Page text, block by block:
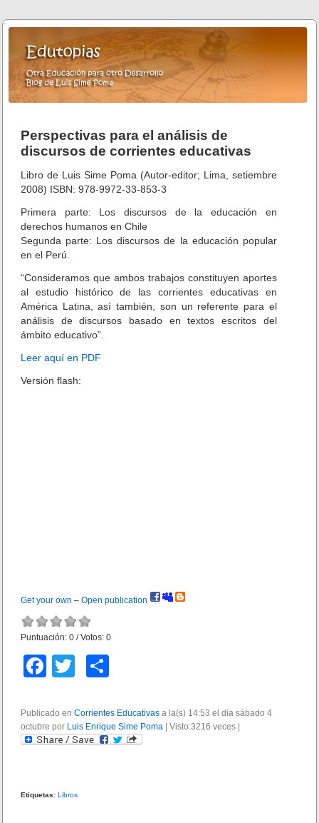
Perspectivas para el análisis de
discursos de corrientes educativas
Libro de Luis Sime Poma (Autor-editor; Lima, setiembre
2008) ISBN: 978-9972-33-853-3
Primera parte: Los discursos de la educación en
derechos humanos en Chile
Segunda parte: Los discursos de la educación popular
en el Perú.
“Consideramos que ambos trabajos constituyen aportes
al estudio histórico de las corrientes educativas en
América Latina, así también, son un referente para el
análisis de discursos basado en textos escritos del
ámbito educativo”.
Leer aquí en PDF
Versión flash:
Get your own – Open publication
Puntuación: 0/ Votos: 0
F
c
e
o
tt
er
m
p
Publicado en Corrientes Educativasa la(s) 14:53 el día sábado 4
octubre por Luis Enrique Sime Poma Visto:3216 veces
Etiquetas: Libros